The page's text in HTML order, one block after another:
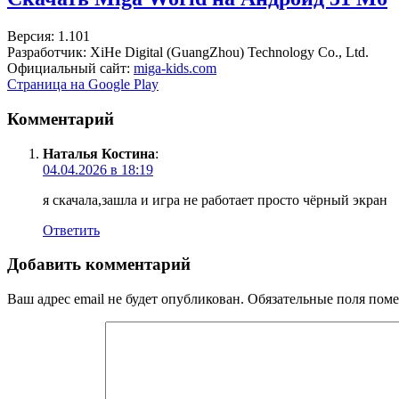
Версия: 1.101
Разработчик: XiHe Digital (GuangZhou) Technology Co., Ltd.
Официальный сайт: miga-kids.com
Страница на Google Play
Комментарий
Наталья Костина:
04.04.2026 в 18:19
я скачала,зашла и игра не работает просто чёрный экран
Ответить
Добавить комментарий
Ваш адрес email не будет опубликован. Обязательные поля